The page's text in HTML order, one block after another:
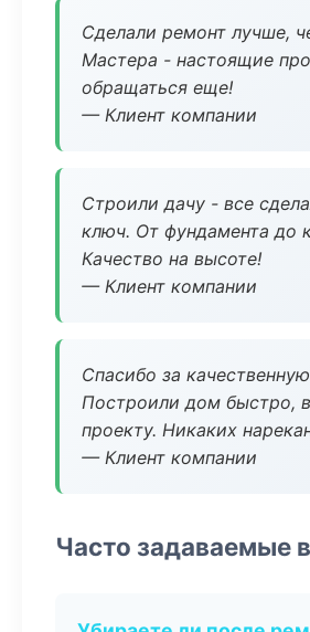
Сделали ремонт лучше,
Мастера - настоящие
обращаться еще!
— Клиент компании
Строили дачу - все
ключ. От фундамента до
Качество на высоте!
— Клиент компании
Спасибо за
Построили дом быстро,
проекту. Никаких
— Клиент компании
Часто задаваемые